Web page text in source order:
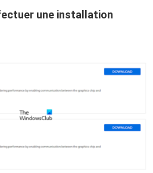
une installation